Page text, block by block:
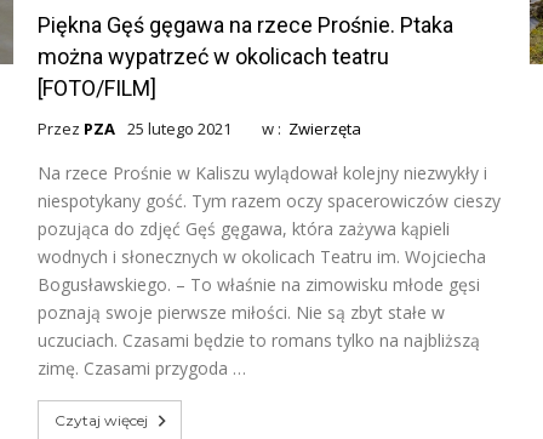
Piękna Gęś gęgawa na rzece Prośnie. Ptaka
można wypatrzeć w okolicach teatru
[FOTO/FILM]
Przez PZA 25 lutego 2021 w : Zwierzęta
Na rzece Prośnie w Kaliszu wylądował kolejny niezwykły i
niespotykany gość. Tym razem oczy spacerowiczów cieszy
pozująca do zdjęć Gęś gęgawa, która zażywa kąpieli
wodnych i słonecznych w okolicach Teatru im. Wojciecha
Bogusławskiego. – To właśnie na zimowisku młode gęsi
poznają swoje pierwsze miłości. Nie są zbyt stałe w
uczuciach. Czasami będzie to romans tylko na najbliższą
zimę. Czasami przygoda …
Czytaj więcej